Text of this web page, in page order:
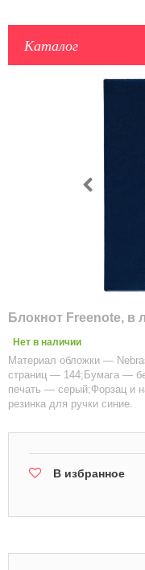
Каталог
Блокнот Freenote, в
Нет в наличии
Материал обложки —
страниц — 144;Бумага —
печать — серый;Форзац и
резинка для ручки синие.
В избранное